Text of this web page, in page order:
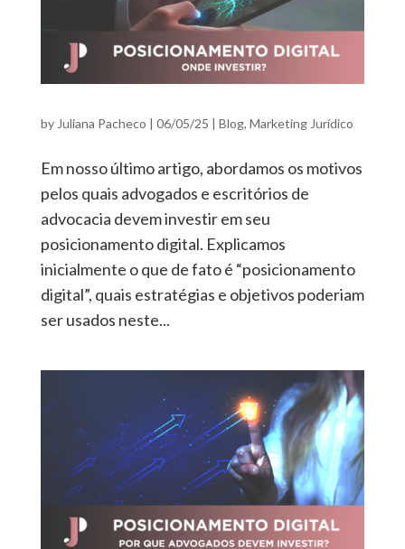
by Juliana Pacheco | 06/05/25 | Blog, Marketing Jurídico
Em nosso último artigo, abordamos os motivos
pelos quais advogados e escritórios de
advocacia devem investir em seu
posicionamento digital. Explicamos
inicialmente o que de fato é “posicionamento
digital”, quais estratégias e objetivos poderiam
ser usados neste...